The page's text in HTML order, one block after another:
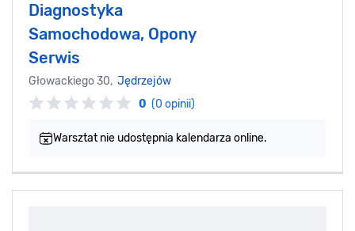
Diagnostyka
Samochodowa, Opony
Serwis
Głowackiego 30, Jędrzejów
0 (0 opinii)
Warsztat nie udostępnia kalendarza online.